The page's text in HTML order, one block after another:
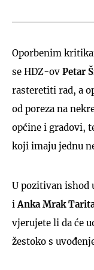
Oporbenim
se HDZ-ov Petar
rasteretiti rad, a
od poreza na
općine i gradovi,
koji imaju jednu
U pozitivan ishod
iAnka Mrak
vjerujete li da će
žestoko s